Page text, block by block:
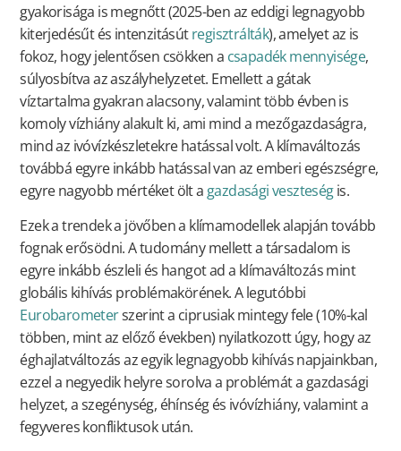
gyakorisága is megnőtt (2025-ben az eddigi legnagyobb
kiterjedésűt és intenzitásútregisztrálták), amelyet az is
fokoz, hogy jelentősen csökken a csapadék mennyisége,
súlyosbítva az aszályhelyzetet. Emellett a gátak
víztartalma gyakran alacsony, valamint több évben is
komoly vízhiány alakult ki, ami mind a mezőgazdaságra,
mind az ivóvízkészletekre hatással volt. A klímaváltozás
továbbá egyre inkább hatással van az emberi egészségre,
egyre nagyobb mértéket ölt a gazdasági veszteségis.
Ezek a trendek a jövőben a klímamodellek alapján tovább
fognak erősödni. A tudomány mellett a társadalom is
egyre inkább észleli és hangot ad a klímaváltozás mint
globális kihívás problémakörének. A legutóbbi
Eurobarometerszerint a ciprusiak mintegy fele (10%-kal
többen, mint az előző években) nyilatkozott úgy, hogy az
éghajlatváltozás az egyik legnagyobb kihívás napjainkban,
ezzel a negyedik helyre sorolva a problémát a gazdasági
helyzet, a szegénység, éhínség és ivóvízhiány, valamint a
fegyveres konfliktusok után.